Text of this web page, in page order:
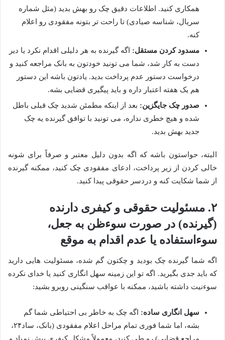
همکاری کنید. اطلاعات دقیق چک رو بهش بدید (مثل شماره
سریال، شناسه صیادی) تا راحت تر بتونه مفقودی رو اعلام
کنه.
مسدود کردن مستقل: اگه گیرنده به هر دلیلی اقدام نکرد یا دیر
دست به کار شد، شما می تونید خودتون به بانک مراجعه کنید و
درخواست دستور عدم پرداخت بدید. یادتون باشه این دستور
هم یک هفته اعتبار داره و باید پیگیری قضایی بشه.
صدور چک جایگزین: بعد از اینکه مطمئن شدید چک قبلی باطل
شده و هیچ خطری نداره، می تونید با توافق گیرنده یه چک
جدید بهش بدید.
البته، حواستون باشه که اگه بدون دلیل معتبر و صرفاً برای شونه
خالی کردن از زیر پرداخت، ادعای مفقودی چک کنید، ممکنه گیرنده
از شما شکایت کنه و دردسر حقوقی پیدا کنید.
۲. مسئولیت حقوقی و کیفری دارنده
(گیرنده) در صورت سوءظن به جعل،
سوءاستفاده یا عدم اقدام به موقع
اگه شما گیرنده چک بودید و چکتون گم شده، مسئولیت هایی دارید
که باید جدی بگیرید. اگه تو این زمینه سهل انگاری کنید یا خدای نکرده
سوءنیت داشته باشید، ممکنه با عواقب سنگینی روبرو بشید:
سهل انگاری ساده: اگه چک به خاطر بی احتیاطی شما گم
بشه، اما شما فوری تمام مراحل اعلام مفقودی (بانک، ساد۲۴،